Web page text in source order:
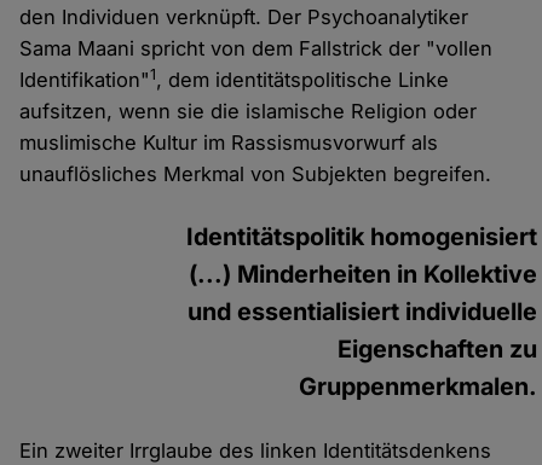
den Individuen verknüpft. Der Psychoanalytiker
Sama Maani spricht von dem Fallstrick der "vollen
Identifikation"1, dem identitätspolitische Linke
aufsitzen, wenn sie die islamische Religion oder
muslimische Kultur im Rassismusvorwurf als
unauflösliches Merkmal von Subjekten begreifen.
Identitätspolitik homogenisiert
(...) Minderheiten in Kollektive
und essentialisiert individuelle
Eigenschaften zu
Gruppenmerkmalen.
Ein zweiter Irrglaube des linken Identitätsdenkens